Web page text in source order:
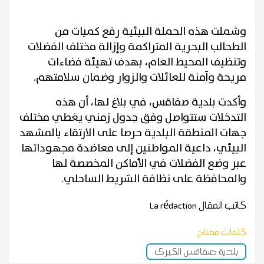
وشملت هذه الحملة البيئية رفع كميات من
الطحالب البحرية المتراكمة وإزالة مختلف الفضلات
وتنظيف المحيط العام، بهدف تهيئة فضاءات
مريحة وآمنة للعائلات والزوار وضمان سلامتهم.
وأكدت بلدية صفاقس، في بلاغ لها، أن هذه
التدخلات ستتواصل وفق جدول زمني يغطي مختلف
جهات المنطقة البلدية حرصا على الارتقاء بالمشهد
البيئي، داعية المواطنين إلى معاضدة مجهوداتها
عبر وضع الفضلات في الأماكن المخصصة لها
والمحافظة على نظافة الشريط الساحلي.
كاتب المقالLa rédaction
كلمات مفتاح
بلدية صفاقس الكبرى